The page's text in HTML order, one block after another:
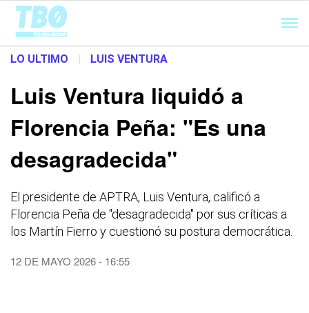
Cargando...
LO ULTIMO | LUIS VENTURA
Luis Ventura liquidó a
Florencia Peña: "Es una
desagradecida"
El presidente de APTRA, Luis Ventura, calificó a
Florencia Peña de "desagradecida" por sus críticas a
los Martín Fierro y cuestionó su postura democrática.
12 DE MAYO 2026 - 16:55